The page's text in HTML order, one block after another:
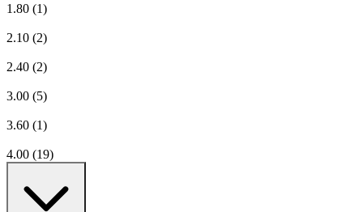
1.80 (1)
2.10 (2)
2.40 (2)
3.00 (5)
3.60 (1)
4.00 (19)